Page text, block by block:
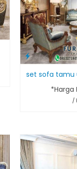
set sofa tamu
*Harga
/